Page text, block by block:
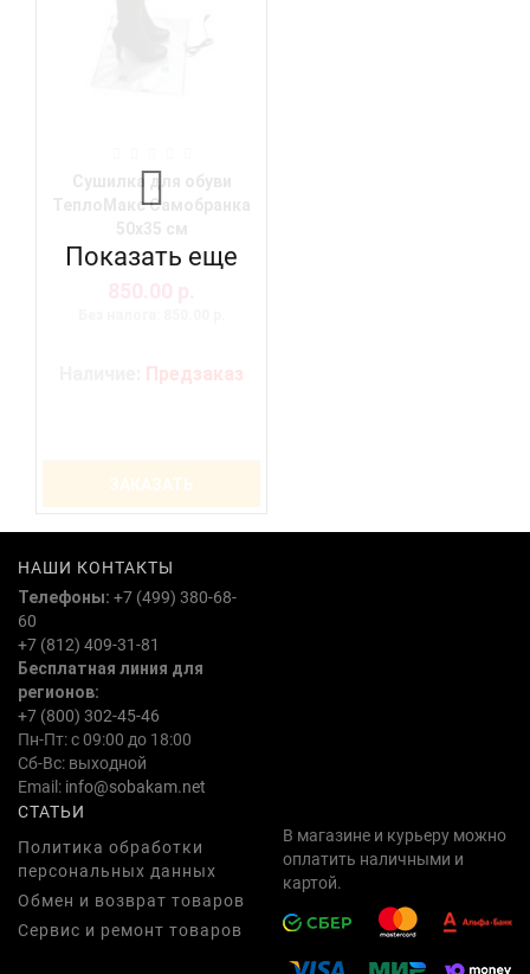
ТеплоМакс Самобранка
Предзаказ
ЗАКАЗАТЬ
Показать еще
НАШИ КОНТАКТЫ
Телефоны: +7 (499) 380-68-
60
+7 (812) 409-31-81
Бесплатная линия для
регионов:
+7 (800) 302-45-46
Пн-Пт: с 09:00 до 18:00
Сб-Вс: выходной
Email: info@sobakam.net
СТАТЬИ
Политика обработки
персональных данных
Обмен и возврат товаров
Сервис и ремонт товаров
В магазине и курьеру можно
оплатить наличными и
картой.